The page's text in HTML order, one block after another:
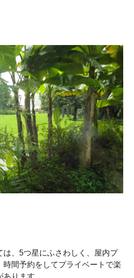
は、5つ星にふさわしく、屋内プ
時間予約をしてプライベートで楽
ります。